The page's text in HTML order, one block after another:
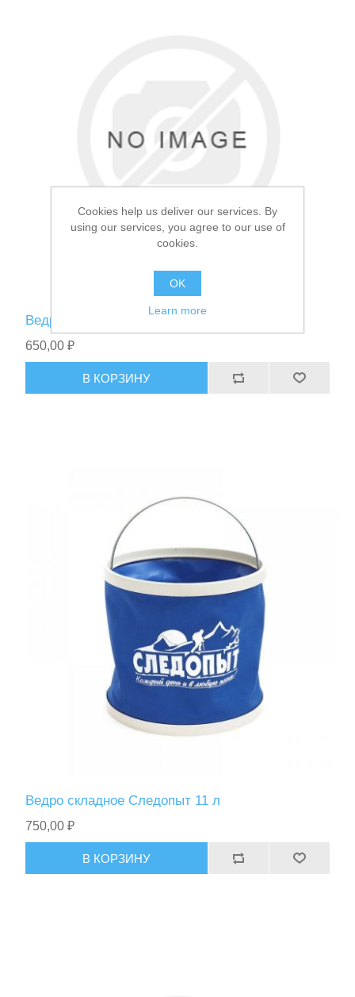
Ведро складное Jin Tai Z3002 Синее 10л
650,00 ₽
В КОРЗИНУ
Ведро складное Следопыт 11 л
750,00 ₽
В КОРЗИНУ
Cookies help us deliver our services. By
using our services, you agree to our use of
cookies.
OK
Learn more